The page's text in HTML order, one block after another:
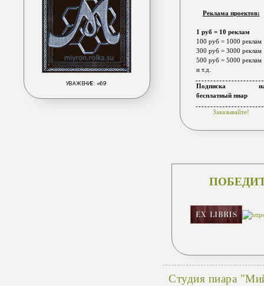
УВАЖЕНИЕ: +69
Реклама проектов:
1 руб = 10 реклам
100 руб = 1000 реклам
300 руб = 3000 реклам
500 руб = 5000 реклам
и т.д.
Подписка
бесплатный пиар
Заказывайте!
Студия пиара